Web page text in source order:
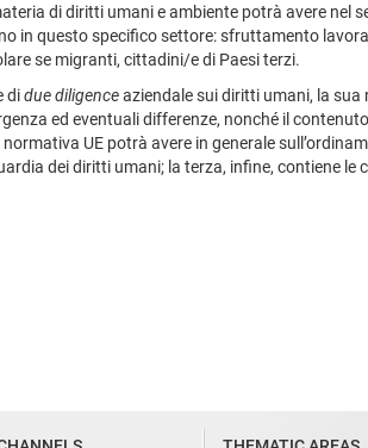
di diritti umani e ambiente potrà avere
in questo specifico settore: sfruttamento
se migranti, cittadini/e di Paesi terzi.
didue diligenceaziendale sui diritti umani, la
ed eventuali differenze, nonché il
UE potrà avere in generale
dei diritti umani; la terza, infine, contiene le